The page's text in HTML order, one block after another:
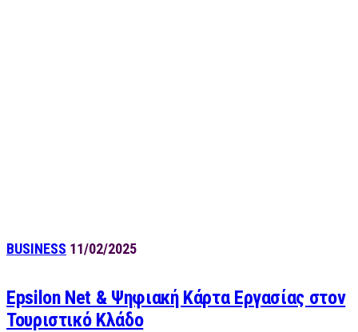
BUSINESS 11/02/2025
Epsilon Net & Ψηφιακή Κάρτα Εργασίας στον
Τουριστικό Κλάδο